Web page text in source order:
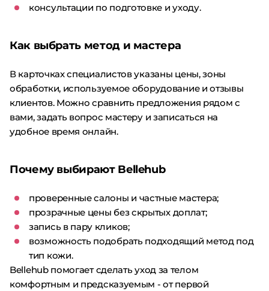
консультации по подготовке и уходу.
Как выбрать метод и мастера
В карточках специалистов указаны цены, зоны
обработки, используемое оборудование и отзывы
клиентов. Можно сравнить предложения рядом с
вами, задать вопрос мастеру и записаться на
удобное время онлайн.
Почему выбирают Bellehub
проверенные салоны и частные мастера;
прозрачные цены без скрытых доплат;
запись в пару кликов;
возможность подобрать подходящий метод под
тип кожи.
Bellehub помогает сделать уход за телом
комфортным и предсказуемым - от первой